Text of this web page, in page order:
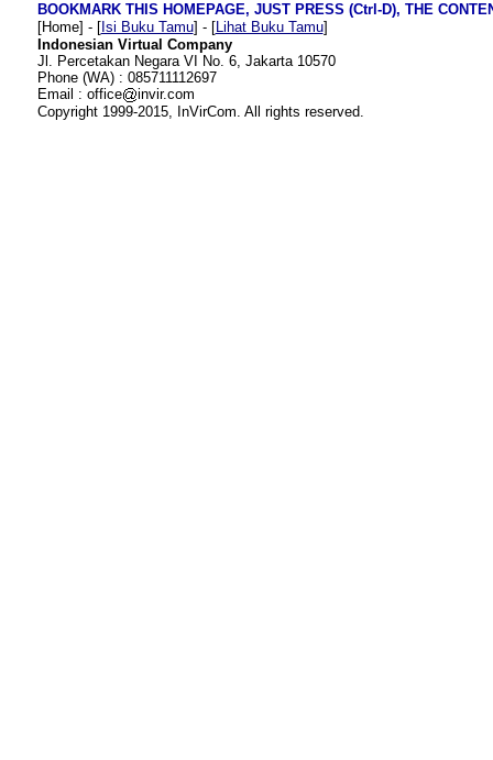
BOOKMARK THIS HOMEPAGE, JUST PRESS (Ctrl-D), THE
[Home] - [Isi Buku Tamu] - [Lihat Buku Tamu]
Indonesian Virtual Company
Jl. Percetakan Negara VI No. 6, Jakarta 10570
Phone (WA) : 085711112697
Email : office
invir.com
Copyright 1999-2015, InVirCom. All rights reserved.